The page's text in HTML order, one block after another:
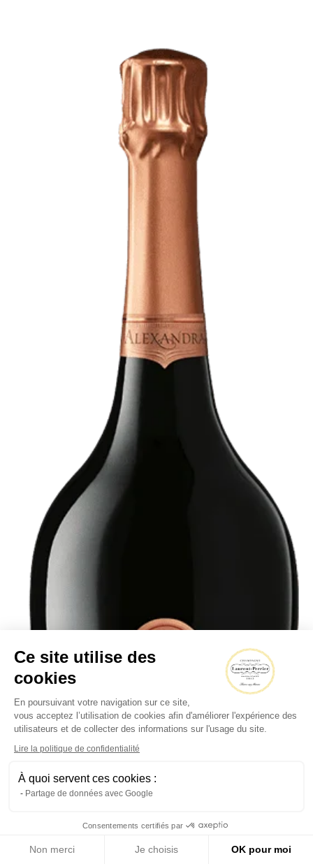
Ce site utilise des
cookies
En poursuivant votre navigation sur ce site,
vous acceptez l’utilisation de cookies afin d'améliorer l'expérience des
utilisateurs et de collecter des informations sur l'usage du site.
Lire la politique de confidentialité
À quoi servent ces cookies :
Partage de données avec Google
Consentements certifiés par
Non merci Je choisis OK pour moi